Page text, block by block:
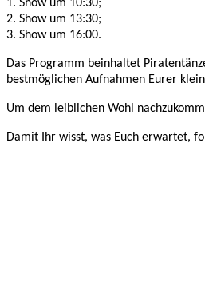
1. Show um 10:30;
2. Show um 13:30;
3. Show um 16:00.
Das Programm beinhaltet
bestmöglichen Aufnahmen Eurer
Um dem leiblichen Wohl
Damit Ihr wisst, was Euch erwartet,